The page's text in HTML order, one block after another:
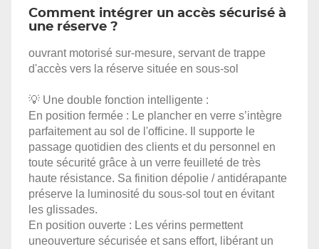
Comment intégrer un accès sécurisé à
une réserve ?
ouvrant motorisé sur-mesure, servant de trappe
d'accès vers la réserve située en sous-sol
💡 Une double fonction intelligente :
En position fermée : Le plancher en verre s’intègre
parfaitement au sol de l'officine. Il supporte le
passage quotidien des clients et du personnel en
toute sécurité grâce à un verre feuilleté de très
haute résistance. Sa finition dépolie / antidérapante
préserve la luminosité du sous-sol tout en évitant
les glissades.
En position ouverte : Les vérins permettent
uneouverture sécurisée et sans effort, libérant un